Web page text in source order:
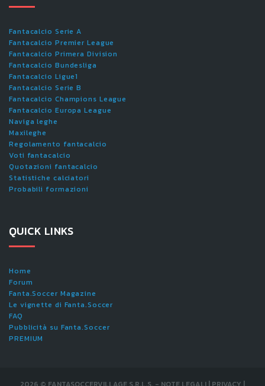
Fantacalcio Serie A
Fantacalcio Premier League
Fantacalcio Primera Division
Fantacalcio Bundesliga
Fantacalcio Ligue1
Fantacalcio Serie B
Fantacalcio Champions League
Fantacalcio Europa League
Naviga leghe
Maxileghe
Regolamento fantacalcio
Voti fantacalcio
Quotazioni fantacalcio
Statistiche calciatori
Probabili formazioni
QUICK LINKS
Home
Forum
Fanta.Soccer Magazine
Le vignette di Fanta.Soccer
FAQ
Pubblicità su Fanta.Soccer
PREMIUM